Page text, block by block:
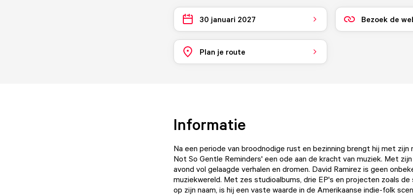
30 januari 2027 Bezoek de
Plan je route
Informatie
Na een periode van broodnodige rust en bezinning brengt hij met zijn
Not So Gentle Reminders' een ode aan de kracht van muziek. Met
avond vol gelaagde verhalen en dromen. David Ramirez is geen
muziekwereld. Met zes studioalbums, drie EP's en projecten zoals
op zijn naam, is hij een vaste waarde in de Amerikaanse indie-folk